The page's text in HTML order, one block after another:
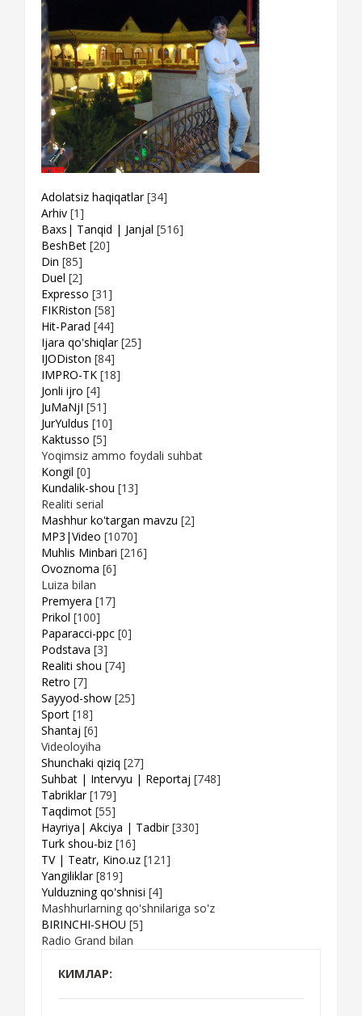
Adolatsiz haqiqatlar [34]
Arhiv [1]
Baxs| Tanqid | Janjal [516]
BeshBet [20]
Din [85]
Duel [2]
Expresso [31]
FIKRiston [58]
Hit-Parad [44]
Ijara qo'shiqlar [25]
IJODiston [84]
IMPRO-TK [18]
Jonli ijro [4]
JuMaNjI [51]
JurYuldus [10]
Kaktusso [5]
Yoqimsiz ammo foydali suhbat
Kongil [0]
Kundalik-shou [13]
Realiti serial
Mashhur ko'targan mavzu [2]
MP3|Video [1070]
Muhlis Minbari [216]
Ovoznoma [6]
Luiza bilan
Premyera [17]
Prikol [100]
Paparacci-ppc [0]
Podstava [3]
Realiti shou [74]
Retro [7]
Sayyod-show [25]
Sport [18]
Shantaj [6]
Videoloyiha
Shunchaki qiziq [27]
Suhbat | Intervyu | Reportaj [748]
Tabriklar [179]
Taqdimot [55]
Hayriya| Akciya | Tadbir [330]
Turk shou-biz [16]
TV | Teatr, Kino.uz [121]
Yangiliklar [819]
Yulduzning qo'shnisi [4]
Mashhurlarning qo'shnilariga so'z
BIRINCHI-SHOU [5]
Radio Grand bilan
КИМЛАР: